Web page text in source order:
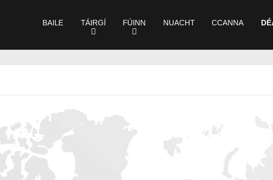
BAILE TÁIRGÍ FÚINN NUACHT CCANNA